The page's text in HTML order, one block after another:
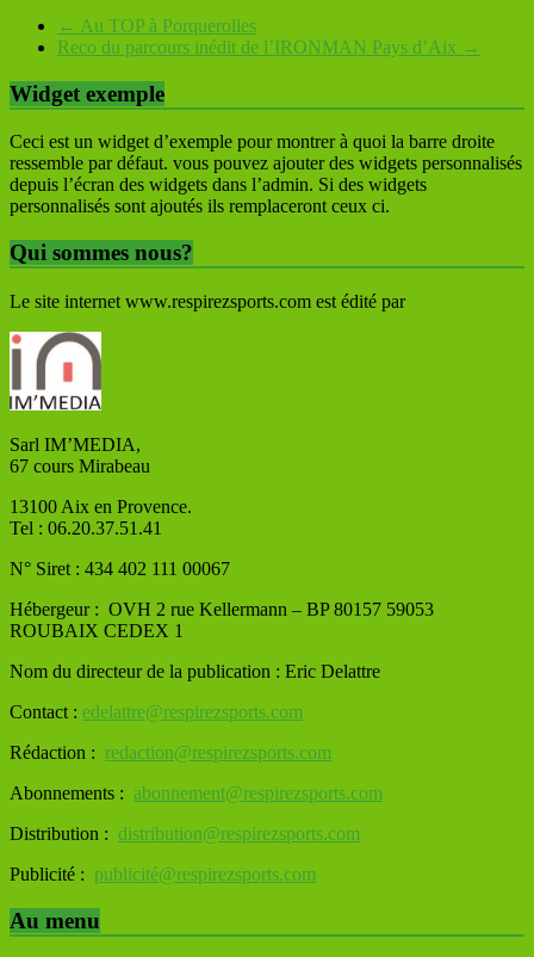
← Au TOP à Porquerolles
Reco du parcours inédit de l’IRONMAN Pays d’Aix →
Widget exemple
Ceci est un widget d’exemple pour montrer à quoi la barre droite
ressemble par défaut. vous pouvez ajouter des widgets personnalisés
depuis l’écran des widgets dans l’admin. Si des widgets
personnalisés sont ajoutés ils remplaceront ceux ci.
Qui sommes nous?
Le site internet www.respirezsports.com est édité par
Sarl IM’MEDIA,
67 cours Mirabeau
13100 Aix en Provence.
Tel : 06.20.37.51.41
N° Siret : 434 402 111 00067
Hébergeur : OVH 2 rue Kellermann – BP 80157 59053
ROUBAIX CEDEX 1
Nom du directeur de la publication : Eric Delattre
Contact : edelattre@respirezsports.com
Rédaction : redaction@respirezsports.com
Abonnements : abonnement@respirezsports.com
Distribution : distribution@respirezsports.com
Publicité : publicité@respirezsports.com
Au menu